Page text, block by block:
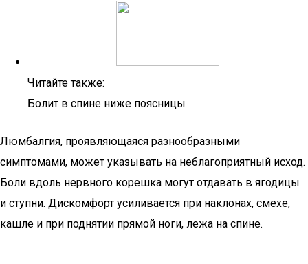
Читайте также:
Болит в спине ниже поясницы
Люмбалгия, проявляющаяся разнообразными
симптомами, может указывать на неблагоприятный исход.
Боли вдоль нервного корешка могут отдавать в ягодицы
и ступни. Дискомфорт усиливается при наклонах, смехе,
кашле и при поднятии прямой ноги, лежа на спине.